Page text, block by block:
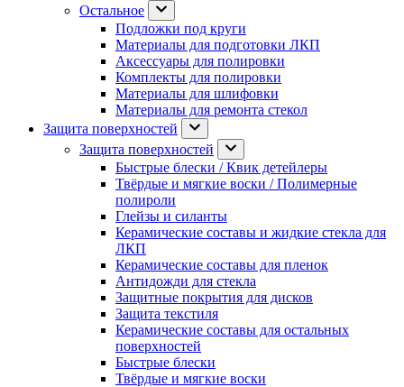
Остальное
Подложки под круги
Материалы для подготовки ЛКП
Аксессуары для полировки
Комплекты для полировки
Материалы для шлифовки
Материалы для ремонта стекол
Защита поверхностей
Защита поверхностей
Быстрые блески / Квик детейлеры
Твёрдые и мягкие воски / Полимерные
полироли
Глейзы и силанты
Керамические составы и жидкие стекла для
ЛКП
Керамические составы для пленок
Антидожди для стекла
Защитные покрытия для дисков
Защита текстиля
Керамические составы для остальных
поверхностей
Быстрые блески
Твёрдые и мягкие воски